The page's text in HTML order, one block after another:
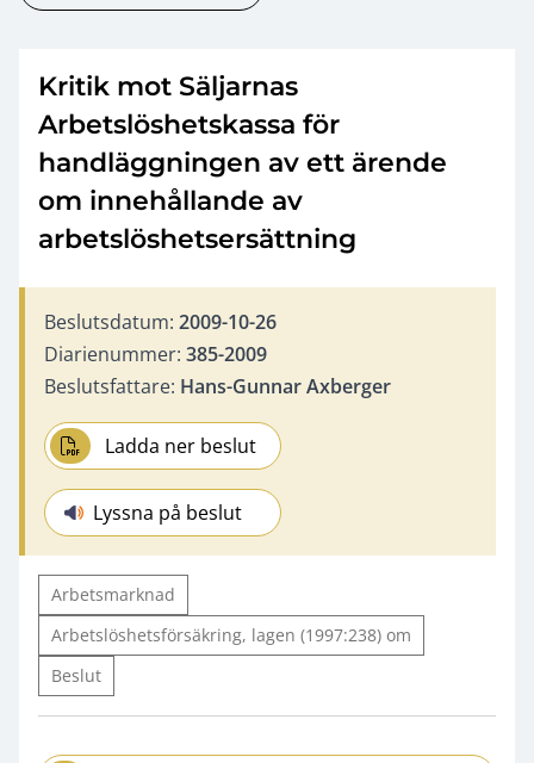
Kritik mot Säljarnas
Arbetslöshetskassa för
handläggningen av ett ärende
om innehållande av
arbetslöshetsersättning
Beslutsdatum: 2009-10-26
Diarienummer: 385-2009
Beslutsfattare: Hans-Gunnar Axberger
Ladda ner beslut
Lyssna på beslut
Arbetsmarknad
Arbetslöshetsförsäkring, lagen (1997:238) om
Beslut